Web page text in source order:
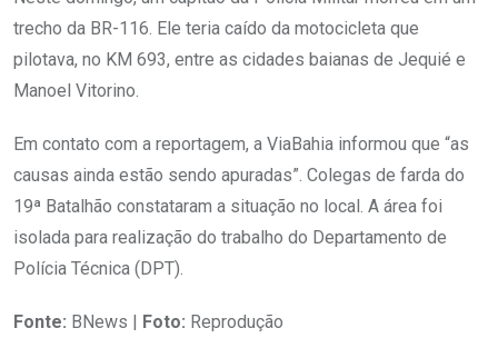
trecho da BR-116. Ele teria caído da motocicleta que
pilotava, no KM 693, entre as cidades baianas de Jequié e
Manoel Vitorino.
Em contato com a reportagem, a ViaBahia informou que “as
causas ainda estão sendo apuradas”. Colegas de farda do
19ª Batalhão constataram a situação no local. A área foi
isolada para realização do trabalho do Departamento de
Polícia Técnica (DPT).
Fonte: BNews | Foto: Reprodução